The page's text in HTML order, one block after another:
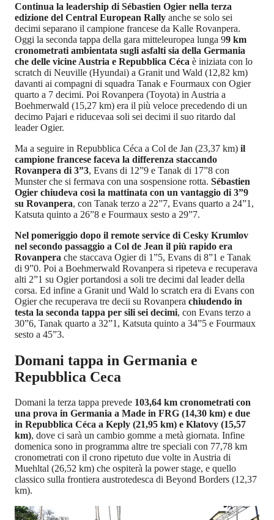
Continua la leadership di Sébastien Ogier nella terza
edizione del Central European Rally anche se solo sei
decimi separano il campione francese da Kalle Rovanpera.
Oggi la seconda tappa della gara mitteleuropea lunga 99 km
cronometrati ambientata sugli asfalti sia della Germania
che delle vicine Austria e Repubblica Céca è iniziata con lo
scratch di Neuville (Hyundai) a Granit und Wald (12,82 km)
davanti ai compagni di squadra Tanak e Fourmaux con Ogier
quarto a 7 decimi. Poi Rovanpera (Toyota) in Austria a
Boehmerwald (15,27 km) era il più veloce precedendo di un
decimo Pajari e riducevaa soli sei decimi il suo ritardo dal
leader Ogier.
Ma a seguire in Repubblica Céca a Col de Jan (23,37 km) il
campione francese faceva la differenza staccando
Rovanpera di 3”3, Evans di 12”9 e Tanak di 17”8 con
Munster che si fermava con una sospensione rotta. Sébastien
Ogier chiudeva così la mattinata con un vantaggio di 3”9
su Rovanpera, con Tanak terzo a 22”7, Evans quarto a 24”1,
Katsuta quinto a 26”8 e Fourmaux sesto a 29”7.
Nel pomeriggio dopo il remote service di Cesky Krumlov
nel secondo passaggio a Col de Jean il più rapido era
Rovanpera che staccava Ogier di 1”5, Evans di 8”1 e Tanak
di 9”0. Poi a Boehmerwald Rovanpera si ripeteva e recuperava
alti 2”1 su Ogier portandosi a soli tre decimi dal leader della
corsa. Ed infine a Granit und Wald lo scratch era di Evans con
Ogier che recuperava tre decii su Rovanpera chiudendo in
testa la seconda tappa per sili sei decimi, con Evans terzo a
30”6, Tanak quarto a 32”1, Katsuta quinto a 34”5 e Fourmaux
sesto a 45”3.
Domani tappa in Germania e
Repubblica Ceca
Domani la terza tappa prevede 103,64 km cronometrati con
una prova in Germania a Made in FRG (14,30 km) e due
in Repubblica Céca a Keply (21,95 km) e Klatovy (15,57
km), dove ci sarà un cambio gomme a metà giornata. Infine
domenica sono in programma altre tre speciali con 77,78 km
cronometrati con il crono ripetuto due volte in Austria di
Muehltal (26,52 km) che ospiterà la power stage, e quello
classico sulla frontiera austrotedesca di Beyond Borders (12,37
km).